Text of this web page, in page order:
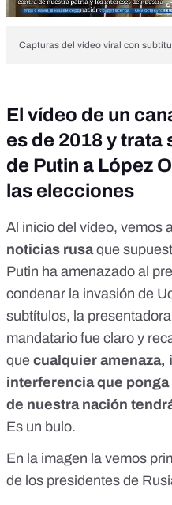
Capturas del vídeo viral con
El vídeo de un
es de 2018 y
de Putin a López
las elecciones
Al inicio del vídeo, vemos
noticias rusaque
Putin ha amenazado al
condenar la invasión de
subtítulos, la
mandatario fue claro y
que cualquier amenaza,
interferencia que
de nuestra nación
Es un bulo.
En la imagen la vemos
de los presidentes de